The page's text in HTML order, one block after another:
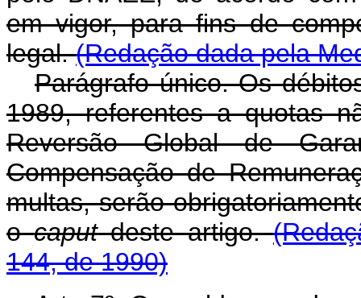
em vigor, para fins de
legal.(Redação dada pela
Parágrafo único. Os
1989, referentes a quotas
Reversão Global de
Compensação de
multas, serão
ocaputdeste artigo.
144, de 1990)